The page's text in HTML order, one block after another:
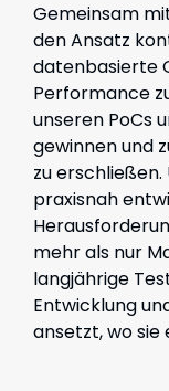
Gemeinsam
den Ansatz
datenbasierte
Performance
unseren PoCs
gewinnen und
zu erschließen.
praxisnah
mehr als nur
langjährige
Entwicklung
ansetzt, wo